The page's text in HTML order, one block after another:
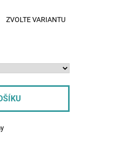
ZVOLTE VARIANTU